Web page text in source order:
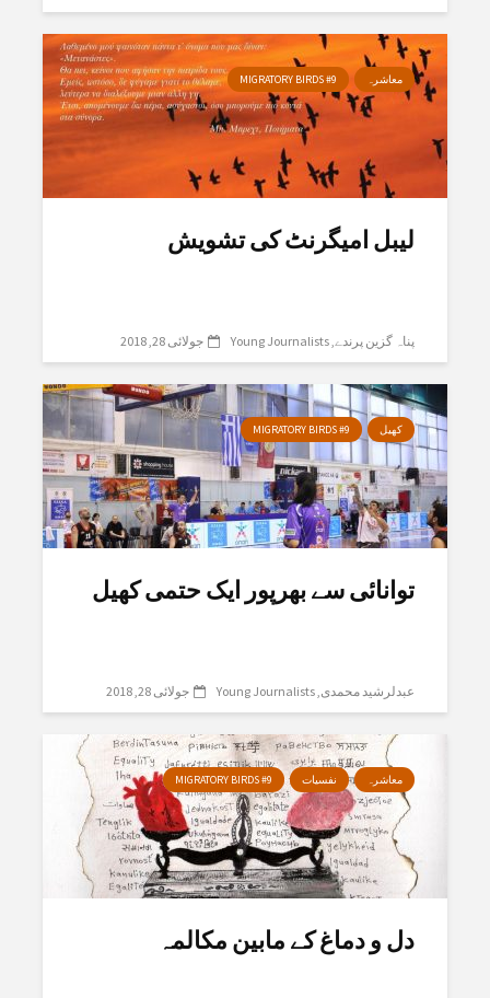
معاشرہ MIGRATORY BIRDS #9
لیبل امیگرنٹ کی تشویش
پناہ گزین پرندے Young Journalists جولائی 28, 2018
کھیل MIGRATORY BIRDS #9
توانائی سے بھرپور ایک حتمی کھیل
عبدلرشید محمدی Young Journalists جولائی 28, 2018
معاشرہ نفسیات MIGRATORY BIRDS #9
دل و دماغ کے مابین مکالمہ